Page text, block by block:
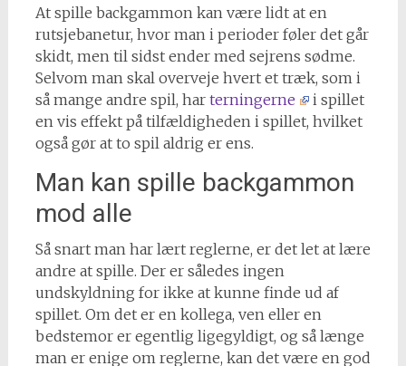
At spille backgammon kan være lidt at en
rutsjebanetur, hvor man i perioder føler det går
skidt, men til sidst ender med sejrens sødme.
Selvom man skal overveje hvert et træk, som i
så mange andre spil, har terningerne
i spillet
en vis effekt på tilfældigheden i spillet, hvilket
også gør at to spil aldrig er ens.
Man kan spille backgammon
mod alle
Så snart man har lært reglerne, er det let at lære
andre at spille. Der er således ingen
undskyldning for ikke at kunne finde ud af
spillet. Om det er en kollega, ven eller en
bedstemor er egentlig ligegyldigt, og så længe
man er enige om reglerne, kan det være en god